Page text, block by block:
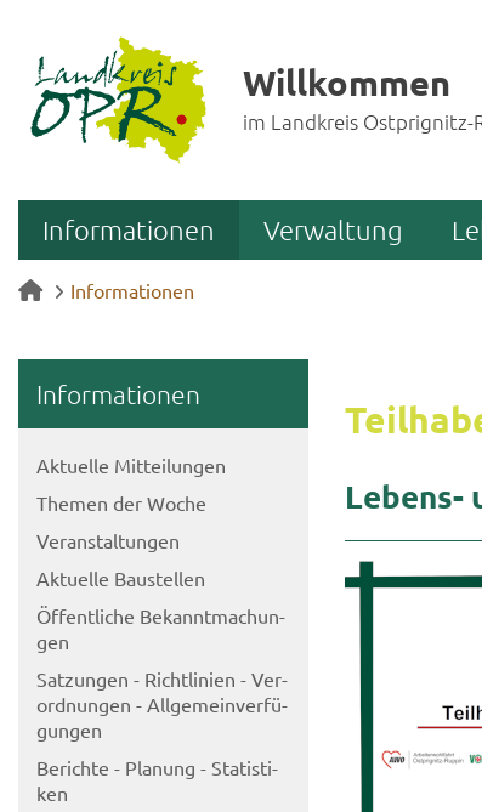
Willkommen
im Landkreis Ostprignitz-
Informationen Verwaltung
Informationen
In­for­ma­tio­nen
Ak­tu­el­le Mit­tei­lun­gen
The­men der Woche
Ver­an­stal­tun­gen
Ak­tu­el­le Bau­stel­len
Öf­fent­li­che Be­kannt­ma­chun­
gen
Sat­zun­gen - Richt­li­ni­en - Ver­
ord­nun­gen - All­ge­mein­ver­fü­
gun­gen
Be­rich­te - Pla­nung - Sta­tis­ti­
ken
Lebens-​